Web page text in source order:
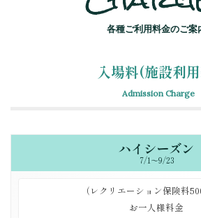
各種ご利用料金のご案
入場料(施設利
Admission Charge
ハイシーズン
7/1～9/23
（レクリエーション保険料
お一人様料金